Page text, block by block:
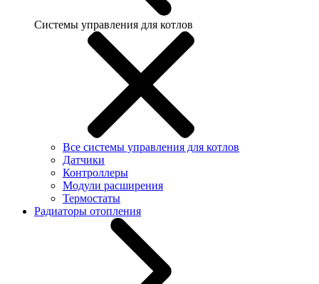
Системы управления для котлов
Все системы управления для котлов
Датчики
Контроллеры
Модули расширения
Термостаты
Радиаторы отопления